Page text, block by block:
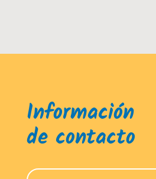
Información
de contacto